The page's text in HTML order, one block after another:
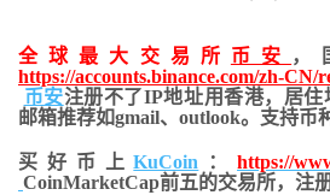
全球最大交易所 币安
，
https://accounts.binance.com/zh-CN/
币安注册不了IP地址用香港，居住
邮箱推荐如gmail、outlook。支持币
买好币上KuCoin ：https://
CoinMarketCap前五的交易所，注